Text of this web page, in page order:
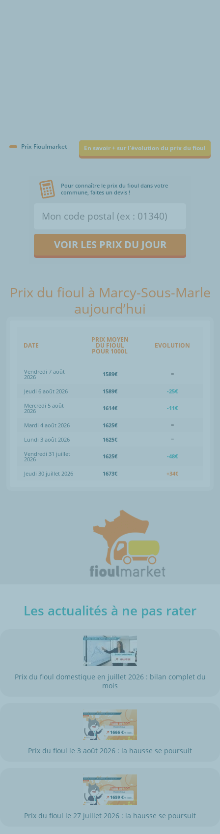
Prix Fioulmarket En savoir + sur l'évolution du prix du fioul
Pour connaître le prix du fioul dans votre
commune, faites un devis !
VOIR LES PRIX DU JOUR
Prix du fioul à Marcy-Sous-Marle
aujourd’hui
DATE
PRIX MOYEN
DU FIOUL
POUR 1000L
EVOLUTION
Vendredi 7 août
2026 1589€ =
Jeudi 6 août 2026 1589€
-25€
Mercredi 5 août
2026 1614€ -11€
Mardi 4 août 2026 1625€
=
Lundi 3 août 2026
1625€
=
Vendredi 31 juillet
2026 1625€ -48€
Jeudi 30 juillet 2026 1673€ +34€
Les actualités à ne pas rater
Prix du fioul domestique en juillet 2026 : bilan complet du
mois
Prix du fioul le 3 août 2026 : la hausse se poursuit
Prix du fioul le 27 juillet 2026 : la hausse se poursuit